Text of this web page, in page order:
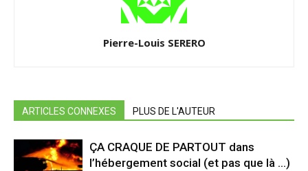
Pierre-Louis SERERO
ARTICLES CONNEXES PLUS DE L'AUTEUR
ÇA CRAQUE DE PARTOUT dans
l’hébergement social (et pas que là …)